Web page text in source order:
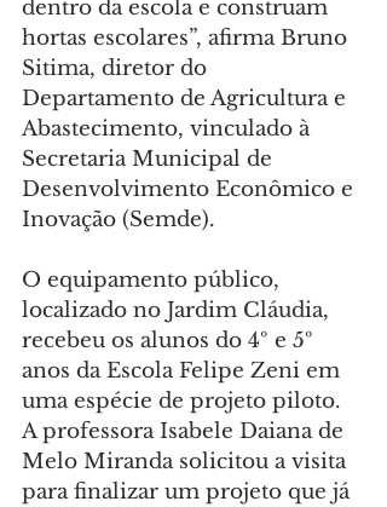
dentro da escola e construam
hortas escolares”, afirma Bruno
Sitima, diretor do
Departamento de Agricultura e
Abastecimento, vinculado à
Secretaria Municipal de
Desenvolvimento Econômico e
Inovação (Semde).
O equipamento público,
localizado no Jardim Cláudia,
recebeu os alunos do 4º e 5º
anos da Escola Felipe Zeni em
uma espécie de projeto piloto.
A professora Isabele Daiana de
Melo Miranda solicitou a visita
para finalizar um projeto que já